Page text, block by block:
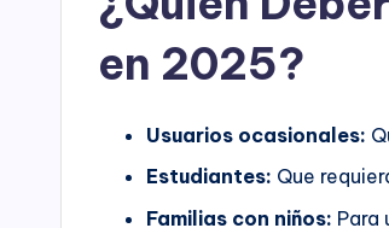
en 2025?
Usuarios ocasionales:
Estudiantes: Que
Familias con niños: Para